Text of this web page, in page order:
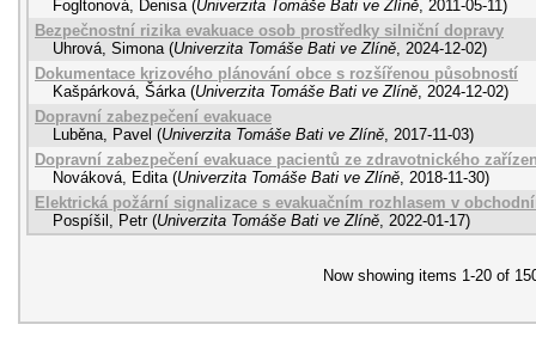
Fogltonová, Denisa (Univerzita Tomáše Bati ve Zlíně, 2011-05-11)
Bezpečnostní rizika evakuace osob prostředky silniční dopravy
Uhrová, Simona (Univerzita Tomáše Bati ve Zlíně, 2024-12-02)
Dokumentace krizového plánování obce s rozšířenou působností
Kašpárková, Šárka (Univerzita Tomáše Bati ve Zlíně, 2024-12-02)
Dopravní zabezpečení evakuace
Luběna, Pavel (Univerzita Tomáše Bati ve Zlíně, 2017-11-03)
Dopravní zabezpečení evakuace pacientů ze zdravotnického
Nováková, Edita (Univerzita Tomáše Bati ve Zlíně, 2018-11-30)
Elektrická požární signalizace s evakuačním rozhlasem v
Pospíšil, Petr (Univerzita Tomáše Bati ve Zlíně, 2022-01-17)
Now showing items 1-20 of